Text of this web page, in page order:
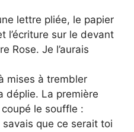
lettre pliée, le papier
l’écriture sur le devant
Rose. Je l’aurais
mises à trembler
déplie. La première
coupé le souffle :
que ce serait toi